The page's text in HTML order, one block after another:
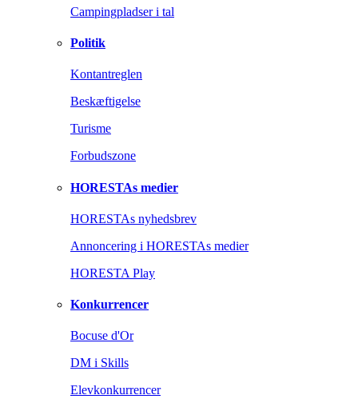
Campingpladser i tal
Politik
Kontantreglen
Beskæftigelse
Turisme
Forbudszone
HORESTAs medier
HORESTAs nyhedsbrev
Annoncering i HORESTAs medier
HORESTA Play
Konkurrencer
Bocuse d'Or
DM i Skills
Elevkonkurrencer